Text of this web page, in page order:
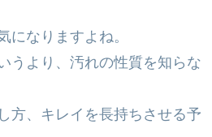
なりますよね。
うより、汚れの性質を知らな
方、キレイを長持ちさせる予